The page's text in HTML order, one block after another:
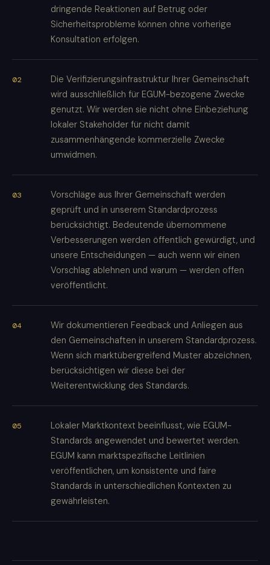
dringende Reaktionen auf Betrug oder
Sicherheitsprobleme können ohne vorherige
Konsultation erfolgen.
Die Verifizierungsinfrastruktur Ihrer Gemeinschaft
wird ausschließlich für EGUM-bezogene Zwecke
genutzt. Wir werden sie nicht ohne Einbeziehung
lokaler Stakeholder für nicht damit
zusammenhängende kommerzielle Zwecke
umwidmen.
Vorschläge aus Ihrer Gemeinschaft werden
geprüft und in unserem Standardprozess
berücksichtigt. Bedeutende übernommene
Verbesserungen werden öffentlich gewürdigt, und
unsere Entscheidungen — auch wenn wir einen
Vorschlag ablehnen und warum — werden offen
veröffentlicht.
Wir dokumentieren Feedback und Anliegen aus
den Gemeinschaften in unserem Standardprozess.
Wenn sich marktübergreifend Muster abzeichnen,
berücksichtigen wir diese bei der
Weiterentwicklung des Standards.
Lokaler Marktkontext beeinflusst, wie EGUM-
Standards angewendet und bewertet werden.
EGUM kann marktspezifische Leitlinien
veröffentlichen, um konsistente und faire
Standards in unterschiedlichen Kontexten zu
gewährleisten.